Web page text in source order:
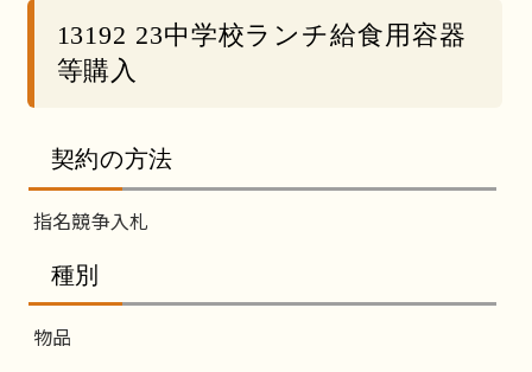
13192 23中学校ランチ給食用容器
等購入
契約の方法
指名競争入札
種別
物品